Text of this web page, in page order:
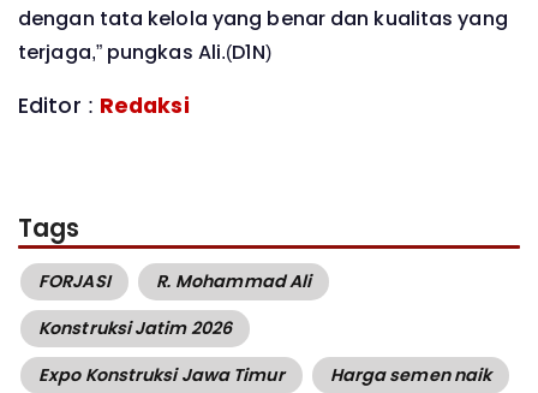
dengan tata kelola yang benar dan kualitas yang
terjaga,” pungkas Ali.(D1N)
Editor : Redaksi
Tags
FORJASI
R. Mohammad Ali
Konstruksi Jatim 2026
Expo Konstruksi Jawa Timur
Harga semen naik